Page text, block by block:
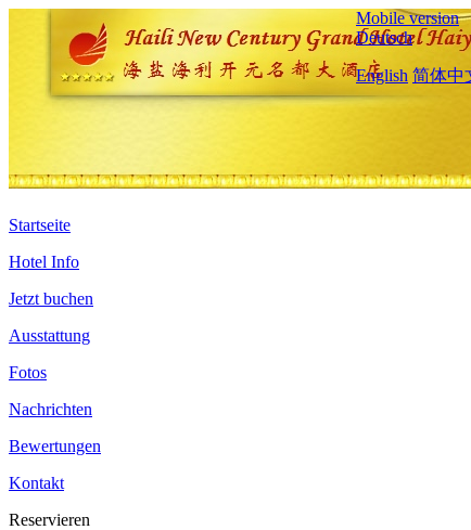
Mobile version
Deutsch
English 简体中
Startseite
Hotel Info
Jetzt buchen
Ausstattung
Fotos
Nachrichten
Bewertungen
Kontakt
Reservieren